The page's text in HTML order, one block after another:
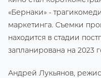
«Бернаки» -
маркетинга. Съемки
находится в стадии
запланирована на 2023
Андрей Лукьянов,